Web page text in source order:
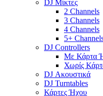
DJ Μίκτες
2 Channels
3 Channels
4 Channels
5+
DJ Controllers
Με Κάρτα
Χωρίς
DJ Ακουστικά
DJ Turntables
Κάρτες Ήχου